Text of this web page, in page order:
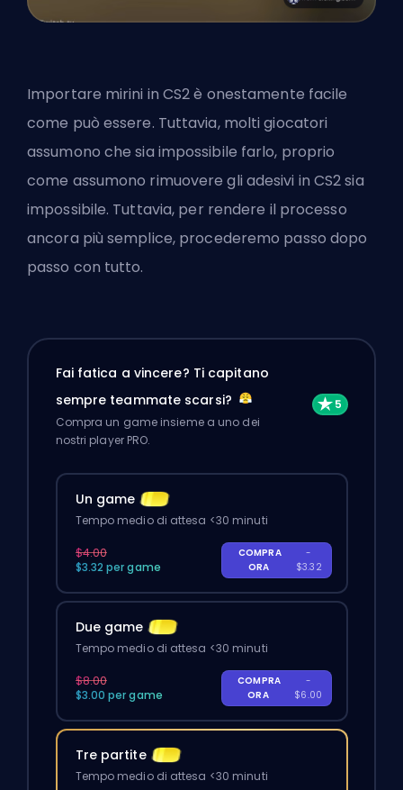
Importare mirini in CS2 è onestamente facile
come può essere. Tuttavia, molti giocatori
assumono che sia impossibile farlo, proprio
come assumono rimuovere gli adesivi in CS2sia
impossibile. Tuttavia, per rendere il processo
ancora più semplice, procederemo passo dopo
passo con tutto.
Fai fatica a vincere? Ti capitano
sempre teammate scarsi?
Compra un game insieme a uno dei
nostri player PRO.
Un game
Tempo medio di attesa <30 minuti
$4.00
$3.32 per game
COMPRA
ORA
-
$3.32
Due game
Tempo medio di attesa <30 minuti
$8.00
$3.00 per game
COMPRA
ORA
-
$6.00
Tre partite
Tempo medio di attesa <30 minuti